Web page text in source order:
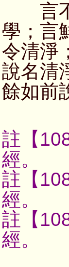
言不
學；言
令清淨
說名清
餘如前
註【
經。
註【
經。
註【
經。